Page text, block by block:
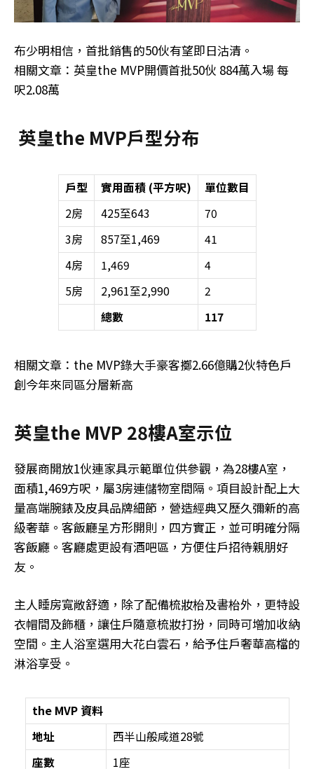
布少明相信，首批銷售的50伙有望即日沽清。
相關文章：英皇the MVP開價首批50伙 884萬入場 每
呎2.08萬
英皇the MVP戶型分布
戶型 實用面積 (平方呎)
單位數目
2房
425至643
70
3房
857至1,469
41
4房
1,469
4
5房
2,961至2,990
2
總數
117
相關文章：the MVP錄大手豪客擲2.66億購2伙特色戶
創今年來同區分層新高
英皇the MVP 28樓A室示位
發展商開放1伙連家具示範單位供參觀，為28樓A室，
面積1,469方呎，屬3房連儲物室間隔。項目設計配上大
量高端腕錶及皮具品牌細節，營造經典又歷久彌新的高
級奢華。客飯廳呈方形開則，四方實正，並可明確分隔
客飯廳。客廳處更設有酒吧區，方便住戶招待親朋好
友。
主人睡房寬敞舒適，除了配備梳妝枱及書枱外，更特設
衣帽間及飾櫃，讓住戶隨意梳妝打扮，同時可增加收納
空間。主人浴室選用大花白雲石，給予住戶奢華高檔的
淋浴享受。
the MVP 資料
地址
西半山般咸道28號
座數
1座